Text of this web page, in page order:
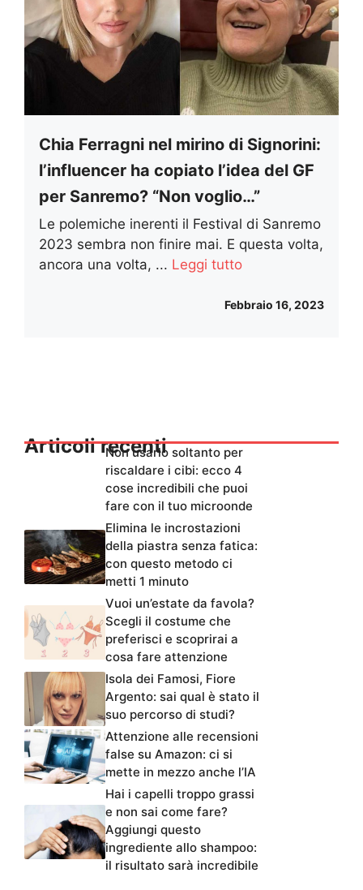
Chia Ferragni nel mirino di Signorini:
l’influencer ha copiato l’idea del GF
per Sanremo? “Non voglio…”
Le polemiche inerenti il Festival di Sanremo
2023 sembra non finire mai. E questa volta,
ancora una volta, ... Leggi tutto
Febbraio 16, 2023
Articoli recentiNon usarlo soltanto per
riscaldare i cibi: ecco 4
cose incredibili che puoi
fare con il tuo microonde
Elimina le incrostazioni
della piastra senza fatica:
con questo metodo ci
metti 1 minuto
Vuoi un’estate da favola?
Scegli il costume che
preferisci e scoprirai a
cosa fare attenzione
Isola dei Famosi, Fiore
Argento: sai qual è stato il
suo percorso di studi?
Attenzione alle recensioni
false su Amazon: ci si
mette in mezzo anche l’IA
Hai i capelli troppo grassi
e non sai come fare?
Aggiungi questo
ingrediente allo shampoo:
il risultato sarà incredibile